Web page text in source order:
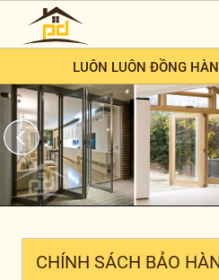
LUÔN LUÔN ĐỒNG
CHÍNH SÁCH BẢO